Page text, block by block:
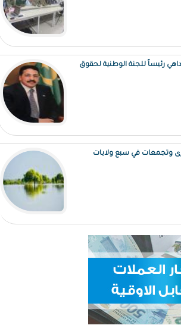
رئيساً للجنة الوطنية لحقوق
وتجمعات في سبع ولايات